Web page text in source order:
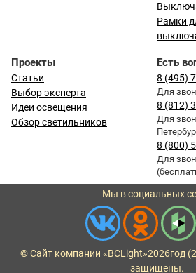
Рамки
Проекты
Статьи
Выбор эксперта
Идеи освещения
Обзор светильников
Есть
8 (495)
Для
8 (812)
Для
8 (800)
Для
Мы в социальных
© Сайт компании «BCLight»2026год
защищены.